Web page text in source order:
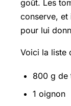
goût. Les
conserve, et
pour lui
Voici la liste
800 g de
1 oignon